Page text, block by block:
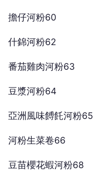
擔仔河粉60
什錦河粉62
番茄雞肉河粉63
豆漿河粉64
亞洲風味餺飥河粉65
河粉生菜卷66
豆苗櫻花蝦河粉68